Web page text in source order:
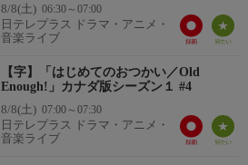
8/8(土) 06:30～07:00
日テレプラス ドラマ・アニメ・
音楽ライブ
【字】「はじめてのおつかい／Old
Enough!」カナダ版シーズン１ #4
8/8(土) 07:00～07:30
日テレプラス ドラマ・アニメ・
音楽ライブ